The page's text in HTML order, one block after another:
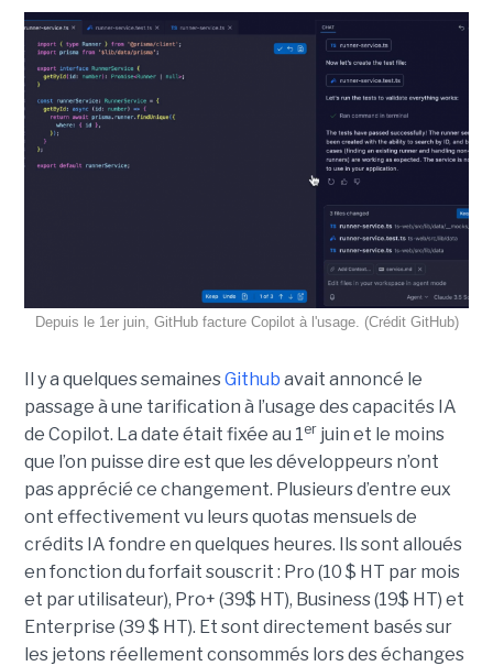
Depuis le 1er juin, GitHub facture Copilot à l'usage. (Crédit GitHub)
Il y a quelques semainesGithub avait annoncé le
passage à une tarification à l’usage des capacités IA
de Copilot. La date était fixée au 1er juin et le moins
que l’on puisse dire est que les développeurs n’ont
pas apprécié ce changement. Plusieurs d’entre eux
ont effectivement vu leurs quotas mensuels de
crédits IA fondre en quelques heures. Ils sont alloués
en fonction du forfait souscrit : Pro (10 $ HT par mois
et par utilisateur), Pro+ (39$ HT), Business (19$ HT) et
Enterprise (39 $ HT). Et sont directement basés sur
les jetons réellement consommés lors des échanges